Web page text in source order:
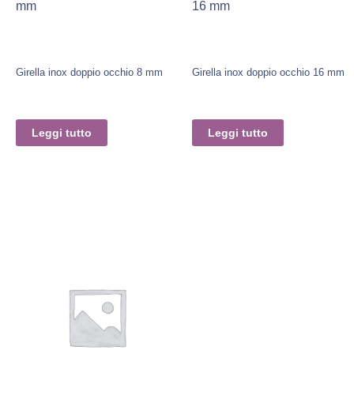
mm
Girella inox doppio occhio 8 mm
Leggi tutto
16 mm
Girella inox doppio occhio 16 mm
Leggi tutto